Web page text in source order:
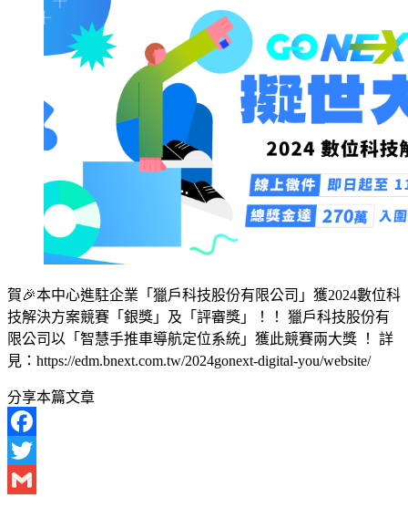
賀🎉本中心進駐企業「獵戶科技股份有限公司」獲2024數位科
技解決方案競賽「銀獎」及「評審獎」！！ 獵戶科技股份有
限公司以「智慧手推車導航定位系統」獲此競賽兩大獎 ！ 詳
見：https://edm.bnext.com.tw/2024gonext-digital-you/website/
分享本篇文章
Facebook
Twitter